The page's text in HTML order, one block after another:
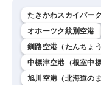
たきかわスカイパーク
オホーツク紋別空港
釧路空港（たんちょ
中標津空港（根室中標
旭川空港（北海道の